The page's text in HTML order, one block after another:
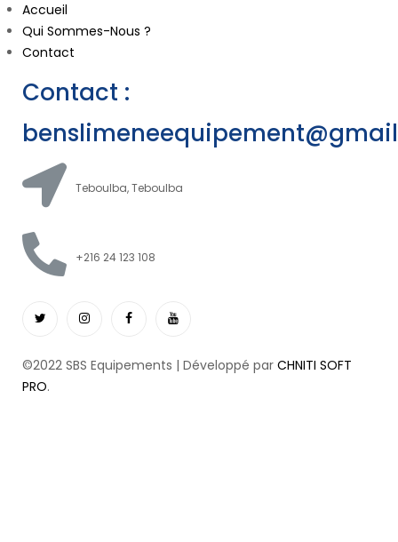
Accueil
Qui Sommes-Nous ?
Contact
Contact :
Teboulba, Teboulba
+216 24 123 108
©2022 SBS Equipements | Développé par CHNITI SOFT
PRO.